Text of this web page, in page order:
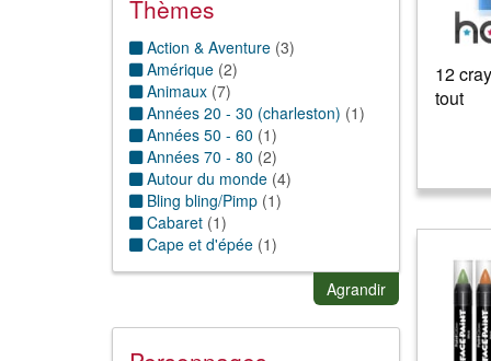
Thèmes
Action & Aventure (3)
Amérique (2)
Animaux (7)
Années 20 - 30 (charleston) (1)
Années 50 - 60 (1)
Années 70 - 80 (2)
Autour du monde (4)
Bling bling/Pimp (1)
Cabaret (1)
Cape et d'épée (1)
Cinéma(6)
Dessins Animés & BD(5)
Disco/paillettes(2
Agrandir
12
tout